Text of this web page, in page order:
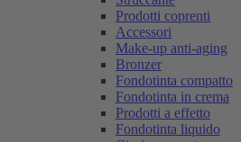
Prodotti coprenti
Accessori
Make-up anti-aging
Bronzer
Fondotinta compatto
Fondotinta in crema
Prodotti a effetto
Fondotinta liquido